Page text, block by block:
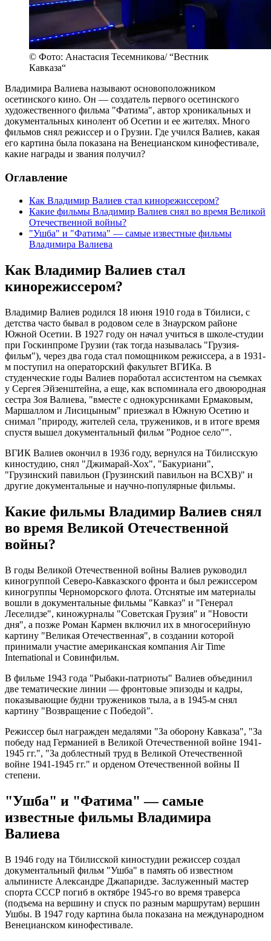
© Фото: Анастасия Тесемникова/ “Вестник
Кавказа“
Владимира Валиева называют основоположником
осетинского кино. Он — создатель первого осетинского
художественного фильма "Фатима", автор хроникальных и
документальных кинолент об Осетии и ее жителях. Много
фильмов снял режиссер и о Грузии. Где учился Валиев, какая
его картина была показана на Венецианском кинофестивале,
какие награды и звания получил?
Оглавление
Как Владимир Валиев стал кинорежиссером?
Какие фильмы Владимир Валиев снял во время Великой
Отечественной войны?
"Ушба" и "Фатима" — самые известные фильмы
Владимира Валиева
Как Владимир Валиев стал
кинорежиссером?
Владимир Валиев родился 18 июня 1910 года в Тбилиси, с
детства часто бывал в родовом селе в Знаурском районе
Южной Осетии. В 1927 году он начал учиться в школе-студии
при Госкинпроме Грузии (так тогда называлась "Грузия-
фильм"), через два года стал помощником режиссера, а в 1931-
м поступил на операторский факультет ВГИКа. В
студенческие годы Валиев поработал ассистентом на съемках
у Сергея Эйзенштейна, а еще, как вспоминала его двоюродная
сестра Зоя Валиева, "вместе с однокурсниками Ермаковым,
Маршаллом и Лисицыным" приезжал в Южную Осетию и
снимал "природу, жителей села, тружеников, и в итоге время
спустя вышел документальный фильм "Родное село"".
ВГИК Валиев окончил в 1936 году, вернулся на Тбилисскую
киностудию, снял "Джимарай-Хох", "Бакуриани",
"Грузинский павильон (Грузинский павильон на ВСХВ)" и
другие документальные и научно-популярные фильмы.
Какие фильмы Владимир Валиев снял
во время Великой Отечественной
войны?
В годы Великой Отечественной войны Валиев руководил
киногруппой Северо-Кавказского фронта и был режиссером
киногруппы Черноморского флота. Отснятые им материалы
вошли в документальные фильмы "Кавказ" и "Генерал
Леселидзе", киножурналы "Советская Грузия" и "Новости
дня", а позже Роман Кармен включил их в многосерийную
картину "Великая Отечественная", в создании которой
принимали участие американская компания Air Time
International и Совинфильм.
В фильме 1943 года "Рыбаки-патриоты" Валиев объединил
две тематические линии — фронтовые эпизоды и кадры,
показывающие будни тружеников тыла, а в 1945-м снял
картину "Возвращение с Победой".
Режиссер был награжден медалями "За оборону Кавказа", "За
победу над Германией в Великой Отечественной войне 1941-
1945 гг.", "За доблестный труд в Великой Отечественной
войне 1941-1945 гг." и орденом Отечественной войны II
степени.
"Ушба" и "Фатима" — самые
известные фильмы Владимира
Валиева
В 1946 году на Тбилисской киностудии режиссер создал
документальный фильм "Ушба" в память об известном
альпинисте Александре Джапаридзе. Заслуженный мастер
спорта СССР погиб в октябре 1945-го во время траверса
(подъема на вершину и спуск по разным маршрутам) вершин
Ушбы. В 1947 году картина была показана на международном
Венецианском кинофестивале.